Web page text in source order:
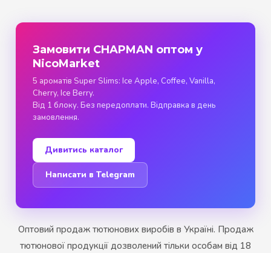
Замовити CHAPMAN оптом у
NicoMarket
5 ароматів Super Slims: Ice Apple, Coffee, Vanilla,
Cherry, Ice Berry.
Від 1 блоку. Без передоплати. Відправка в день
замовлення.
Дивитись каталог
Написати в Telegram
Оптовий продаж тютюнових виробів в Україні. Продаж
тютюнової продукції дозволений тільки особам від 18